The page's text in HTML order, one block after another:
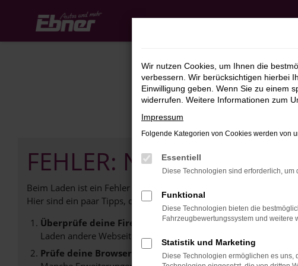
Hauptinhalt
springen
FEHLER: NETWORK
Beim Laden ist ein Fehler aufgetreten.
Hier sind ein paar Tipps, die dir helfen können:
Überprüfe deine Firewall und deine Internetverbindung.
Laden andere Webseiten, zum Beispiel deine Suchmaschine?
Prüfe deine Browsererweiterungen.
Wir nutzen Cookies, um Ihnen die
verbessern. Wir berücksichtigen hierbei
Einwilligung geben. Wenn Sie zu einem
widerrufen. Weitere Informationen zum
Impressum
Folgende Kategorien von Cookies werden von
Essentiell
Diese Technologien sind erforderlich,
Funktional
Diese Technologien bieten die
Fahrzeugbewertungssystem und weitere
Statistik und Marketing
Diese Technologien ermöglichen es